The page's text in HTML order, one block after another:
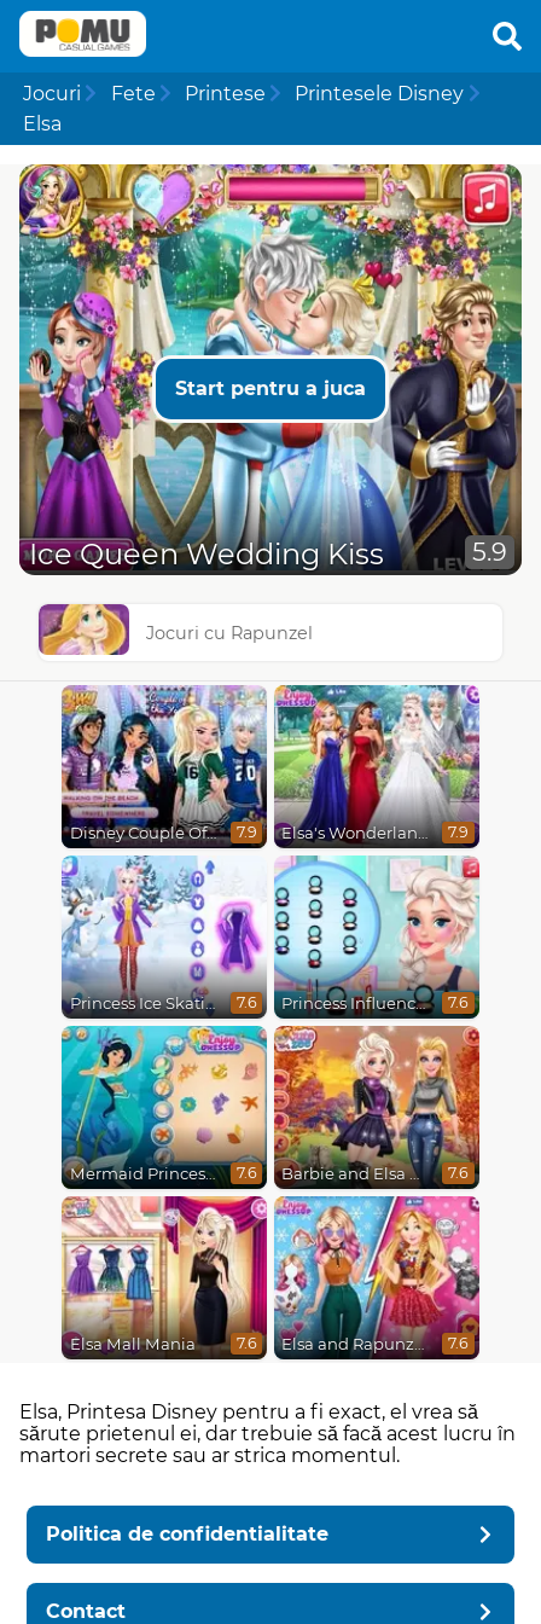
Jocuri Fete Printese
Printesele Disney
Elsa
Start pentru a juca
Ice Queen Wedding Kiss 5.9
Jocuri cu Rapunzel
Disney Couple Of The Year 7.9 Elsa's Wonderland Wedding 7.9
Princess Ice Skating Adventure 7.6 Princess Influencer Winter Wonderland 7.6
Mermaid Princesses 7.6 Barbie and Elsa Autumn Patterns 7.6
Elsa Mall Mania 7.6 Elsa and Rapunzel Princess Rivalry 7.6
Elsa, Printesa Disney pentru a fi exact, el vrea să
sărute prietenul ei, dar trebuie să facă acest lucru în
martori secrete sau ar strica momentul.
Politica de confidentialitate
Contact